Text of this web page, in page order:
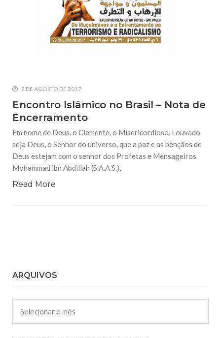
2 DE AGOSTO DE 2017
Encontro Islâmico no Brasil – Nota de
Encerramento
Em nome de Deus, o Clemente, o Misericordioso. Louvado
seja Deus, o Senhor do universo, que a paz e as bênçãos de
Deus estejam com o senhor dos Profetas e Mensageiros
Mohammad ibn Abdillah (S.A.A.S.),
Read More
ARQUIVOS
Arquivos